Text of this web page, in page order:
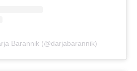
Barannik (@darjabarannik)